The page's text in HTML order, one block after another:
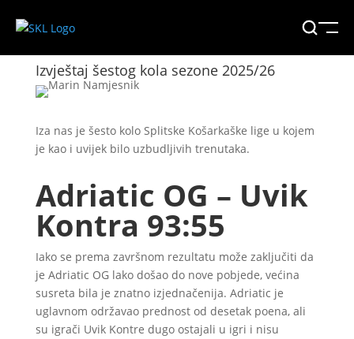
Izvještaj šestog kola sezone 2025/26
Iza nas je šesto kolo Splitske Košarkaške lige u kojem
je kao i uvijek bilo uzbudljivih trenutaka.
Adriatic OG – Uvik
Kontra 93:55
Iako se prema završnom rezultatu može zaključiti da
je Adriatic OG lako došao do nove pobjede, većina
susreta bila je znatno izjednačenija. Adriatic je
uglavnom održavao prednost od desetak poena, ali
su igrači Uvik Kontre dugo ostajali u igri i nisu